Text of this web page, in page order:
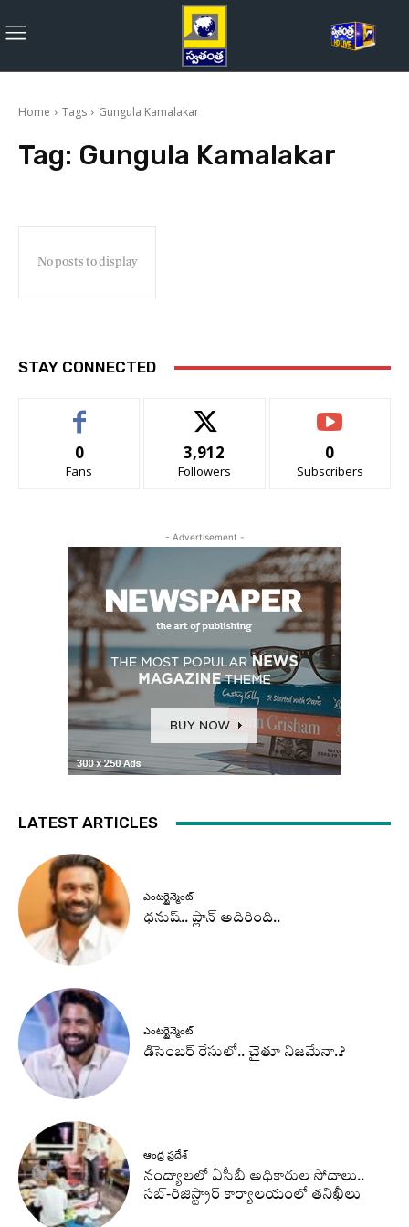
Home Tags Gungula Kamalakar
Tag: Gungula Kamalakar
No posts to display
STAY CONNECTED
0
Fans
3,912
Followers
0
Subscribers
- Advertisement -
LATEST ARTICLES
ఎంటర్టైన్మెంట్
ధనుష్‌.. ప్లాన్ అదిరింది..
ఎంటర్టైన్మెంట్
డిసెంబర్ రేసులో.. చైతూ నిజమేనా..?
ఆంధ్ర ప్రదేశ్
నంద్యాలలో ఏసీబీ అధికారుల సోదాలు..
సబ్-రిజిస్ట్రార్ కార్యాలయంలో తనిఖీలు